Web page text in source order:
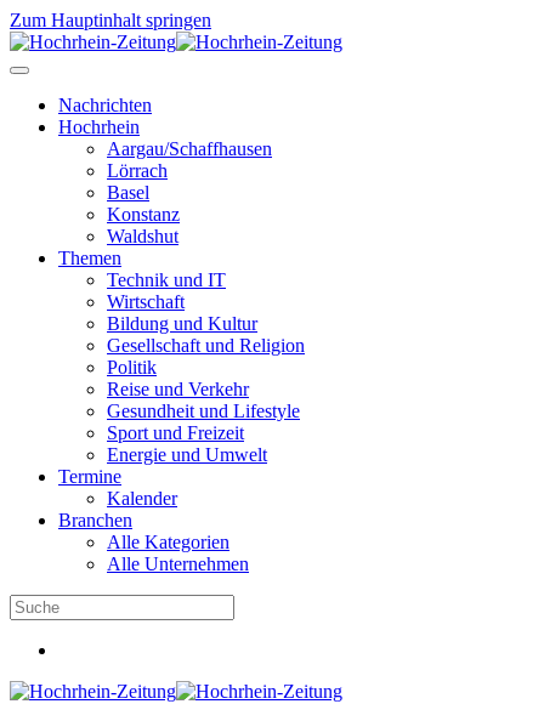
Zum Hauptinhalt springen
Nachrichten
Hochrhein
Aargau/Schaffhausen
Lörrach
Basel
Konstanz
Waldshut
Themen
Technik und IT
Wirtschaft
Bildung und Kultur
Gesellschaft und Religion
Politik
Reise und Verkehr
Gesundheit und Lifestyle
Sport und Freizeit
Energie und Umwelt
Termine
Kalender
Branchen
Alle Kategorien
Alle Unternehmen